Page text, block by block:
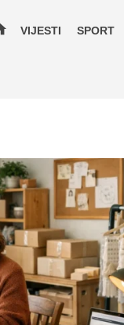
VIJESTI SPORT